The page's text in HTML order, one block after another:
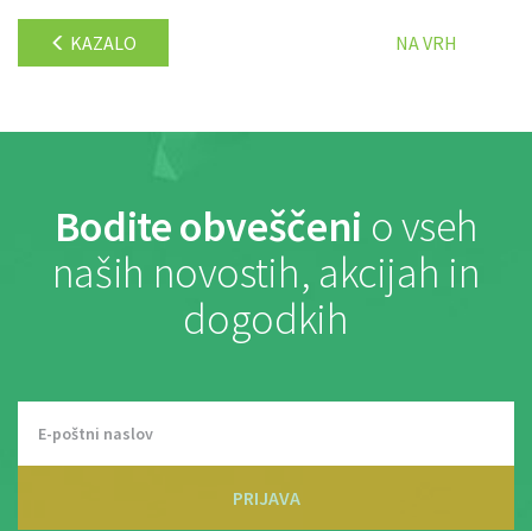
KAZALO NA VRH
Bodite obveščeni o vseh
naših novostih, akcijah in
dogodkih
PRIJAVA